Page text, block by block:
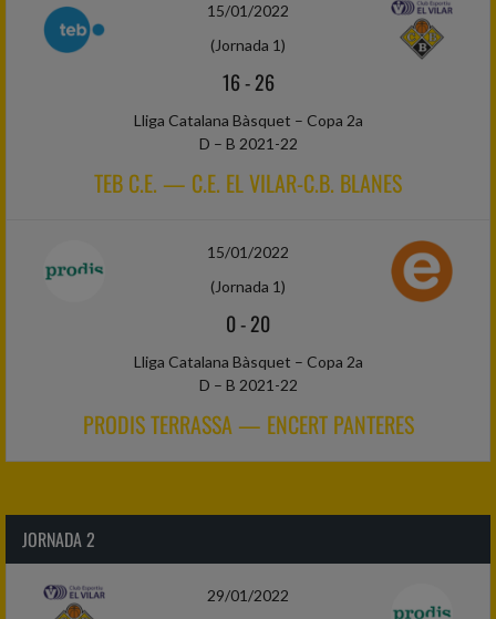
15/01/2022
(Jornada 1)
16-26
Lliga Catalana Bàsquet – Copa 2a
D – B 2021-22
TEB C.E. — C.E. EL VILAR-C.B. BLANES
15/01/2022
(Jornada 1)
0-20
Lliga Catalana Bàsquet – Copa 2a
D – B 2021-22
PRODIS TERRASSA — ENCERT PANTERES
JORNADA 2
29/01/2022